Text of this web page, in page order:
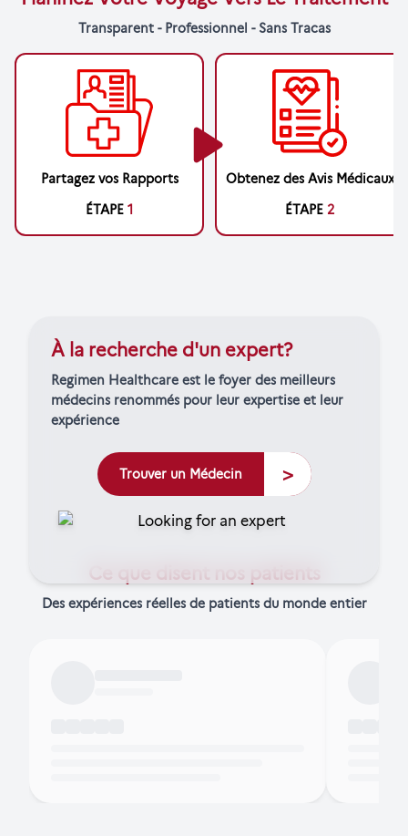
Transparent - Professionnel - Sans Tracas
Partagez vos Rapports
ÉTAPE 1
Obtenez des Avis Médicaux
ÉTAPE 2
À la recherche d'un expert?
Regimen Healthcare est le foyer des meilleurs
médecins renommés pour leur expertise et leur
expérience
Trouver un Médecin >
Ce que disent nos patients
Des expériences réelles de patients du monde entier